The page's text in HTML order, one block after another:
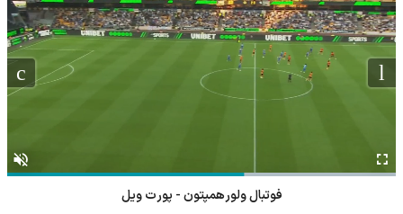
فوتبال ولورهمپتون - پورت ویل